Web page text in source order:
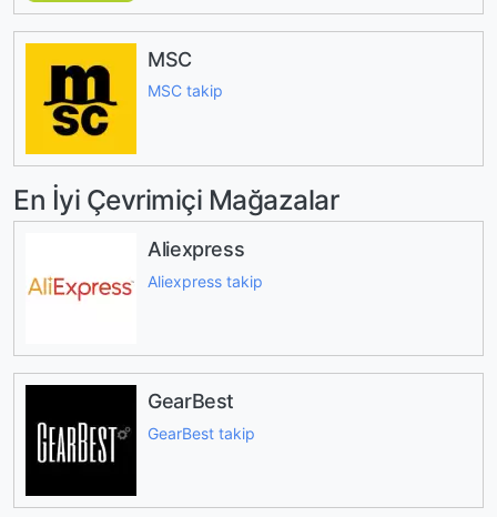
MSC
MSC takip
En İyi Çevrimiçi Mağazalar
Aliexpress
Aliexpress takip
GearBest
GearBest takip